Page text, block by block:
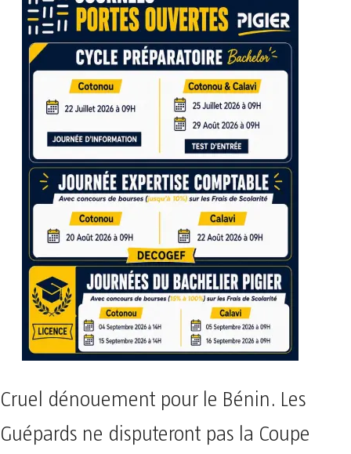
Cruel dénouement pour le Bénin. Les
Guépards ne disputeront pas la Coupe